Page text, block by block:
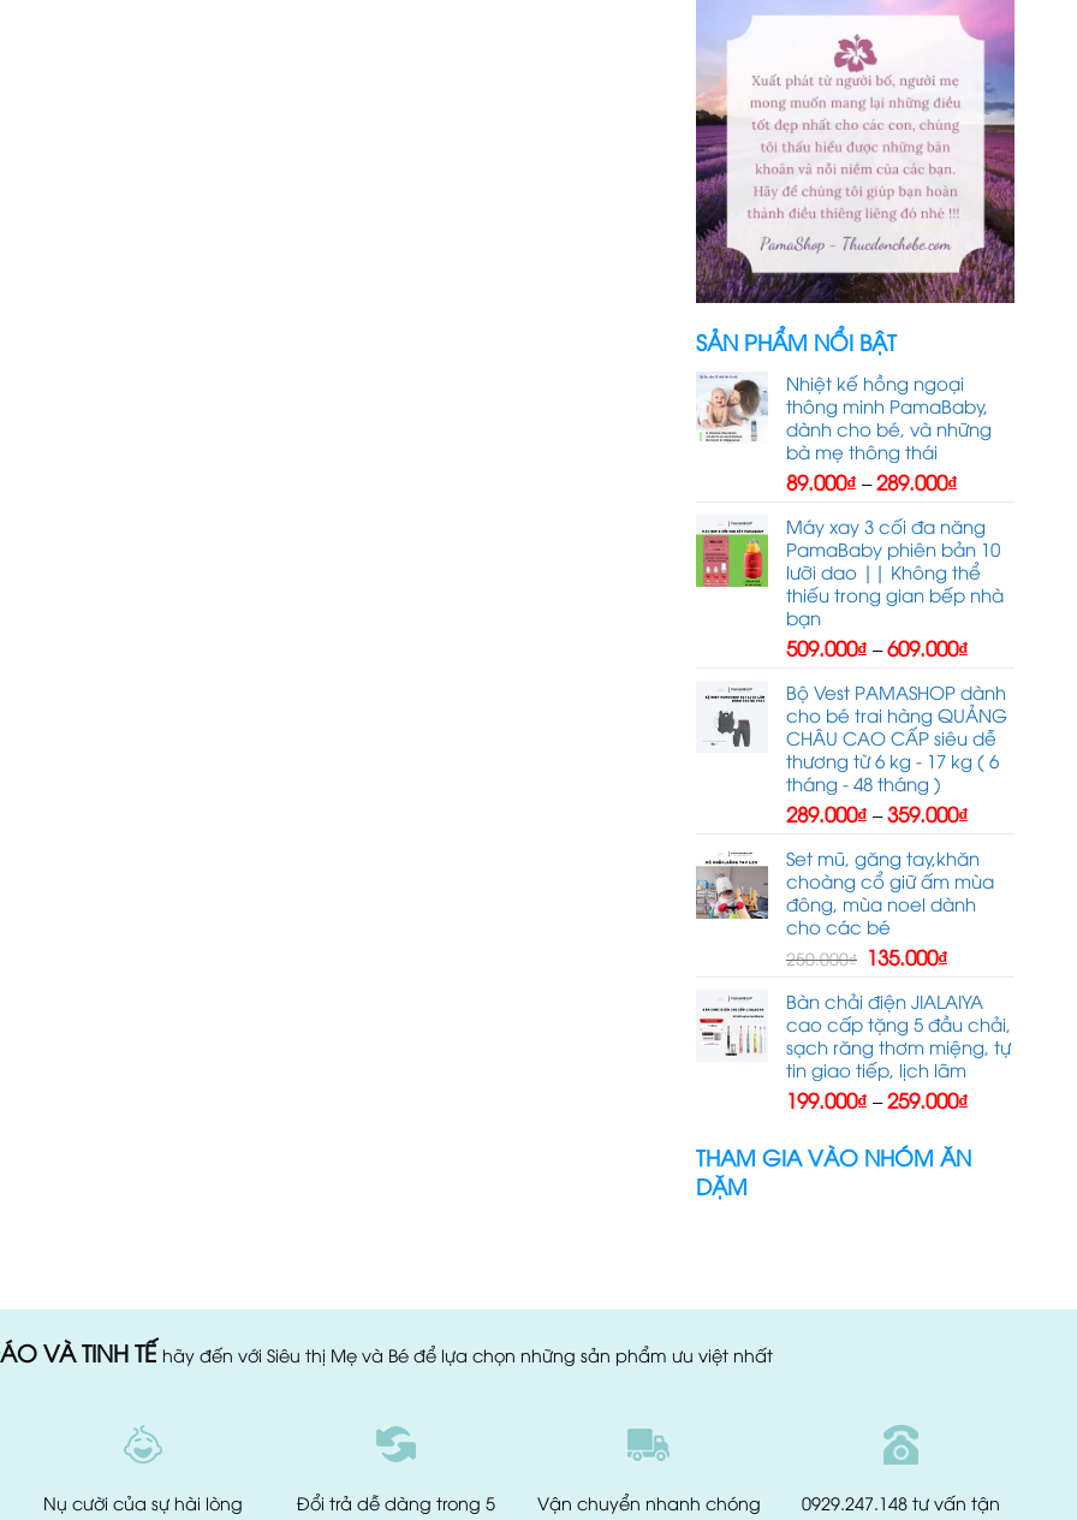
SẢN PHẨM NỔI BẬT
Nhiệt kế hồng ngoại
thông minh PamaBaby,
dành cho bé, và những
bà mẹ thông thái
89.000₫ – 289.000₫
từ
89.000₫
đến
289.000₫
Máy xay 3 cối đa năng
PamaBaby phiên bản 10
lưỡi dao || Không thể
thiếu trong gian bếp nhà
bạn
509.000₫ – 609.000₫
từ
509.000₫
đến
609.000₫
Bộ Vest PAMASHOP dành
cho bé trai hàng QUẢNG
CHÂU CAO CẤP siêu dễ
thương từ 6 kg - 17 kg ( 6
tháng - 48 tháng )
289.000₫ – 359.000₫
từ
289.000₫
đến
Set mũ, găng tay,khăn
choàng cổ giữ ấm mùa
đông, mùa noel dành
cho các bé
250.000₫ Giá
là:
250.000₫.
135.000₫
tại
là:
135.000₫.
Bàn chải điện JIALAIYA
cao cấp tặng 5 đầu chải,
sạch răng thơm miệng, tự
tin giao tiếp, lịch lãm
199.000₫ – 259.000₫
199.000₫
THAM GIA VÀO NHÓM ĂN
DẶM
VÀ TINH TẾhãy đến với Siêu thị Mẹ và Bé để lựa chọn những sản phẩm ưu việt nhất
Nụ cười của sự hài lòng Đổi trả dễ dàng trong 5 Vận chuyển nhanh chóng 0929.247.148 tư vấn tận